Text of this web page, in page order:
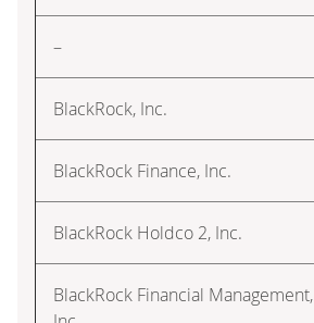
–
BlackRock, Inc.
BlackRock Finance, Inc.
BlackRock Holdco 2, Inc.
BlackRock Financial Management,